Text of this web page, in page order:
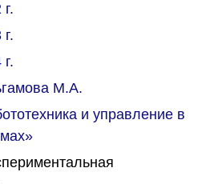
М.А.
и управление в